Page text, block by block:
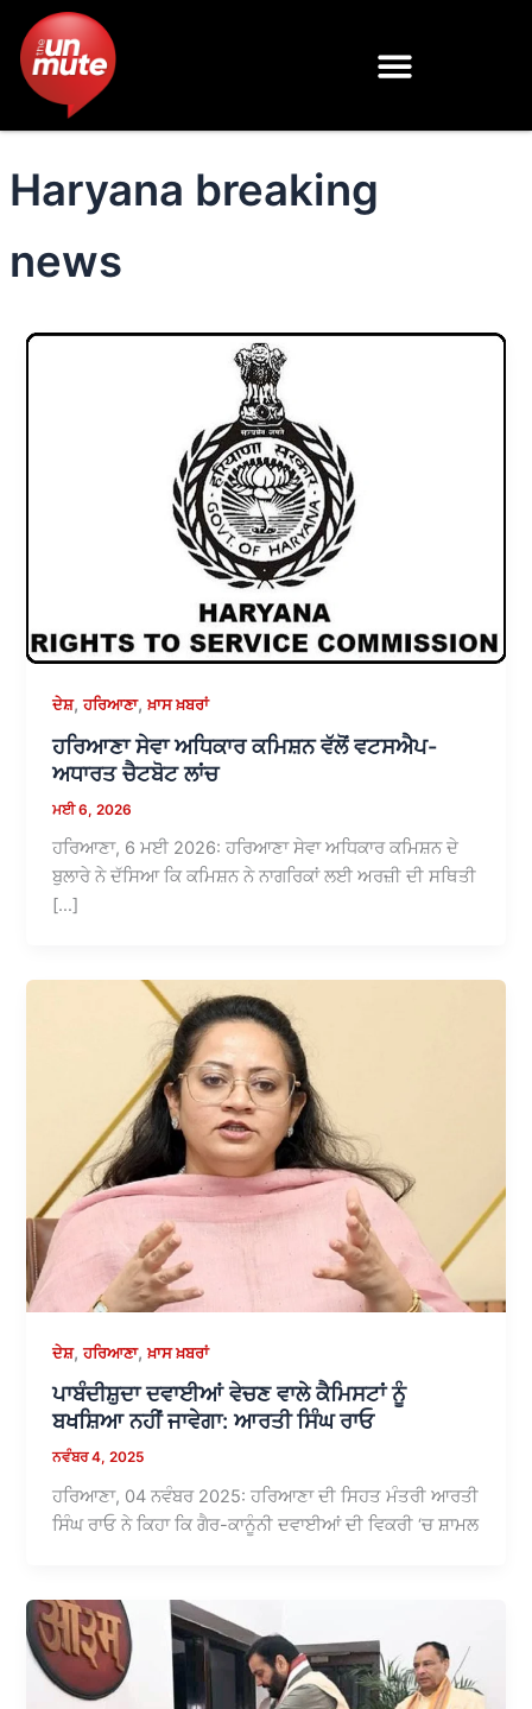
content
Haryana breaking
news
ਦੇਸ਼,ਹਰਿਆਣਾ,ਖ਼ਾਸ ਖ਼ਬਰਾਂ
ਹਰਿਆਣਾ ਸੇਵਾ ਅਧਿਕਾਰ ਕਮਿਸ਼ਨ ਵੱਲੋਂ ਵਟਸਐਪ-
ਅਧਾਰਤ ਚੈਟਬੋਟ ਲਾਂਚ
ਮਈ 6, 2026
ਹਰਿਆਣਾ, 6 ਮਈ 2026: ਹਰਿਆਣਾ ਸੇਵਾ ਅਧਿਕਾਰ ਕਮਿਸ਼ਨ ਦੇ
ਬੁਲਾਰੇ ਨੇ ਦੱਸਿਆ ਕਿ ਕਮਿਸ਼ਨ ਨੇ ਨਾਗਰਿਕਾਂ ਲਈ ਅਰਜ਼ੀ ਦੀ ਸਥਿਤੀ
[…]
ਦੇਸ਼,ਹਰਿਆਣਾ,ਖ਼ਾਸ ਖ਼ਬਰਾਂ
ਪਾਬੰਦੀਸ਼ੁਦਾ ਦਵਾਈਆਂ ਵੇਚਣ ਵਾਲੇ ਕੈਮਿਸਟਾਂ ਨੂੰ
ਬਖਸ਼ਿਆ ਨਹੀਂ ਜਾਵੇਗਾ: ਆਰਤੀ ਸਿੰਘ ਰਾਓ
ਨਵੰਬਰ 4, 2025
ਹਰਿਆਣਾ, 04 ਨਵੰਬਰ 2025: ਹਰਿਆਣਾ ਦੀ ਸਿਹਤ ਮੰਤਰੀ ਆਰਤੀ
ਸਿੰਘ ਰਾਓ ਨੇ ਕਿਹਾ ਕਿ ਗੈਰ-ਕਾਨੂੰਨੀ ਦਵਾਈਆਂ ਦੀ ਵਿਕਰੀ ‘ਚ ਸ਼ਾਮਲ